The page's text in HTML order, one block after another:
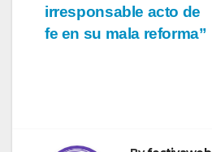
irresponsable acto de
fe en su mala reforma”